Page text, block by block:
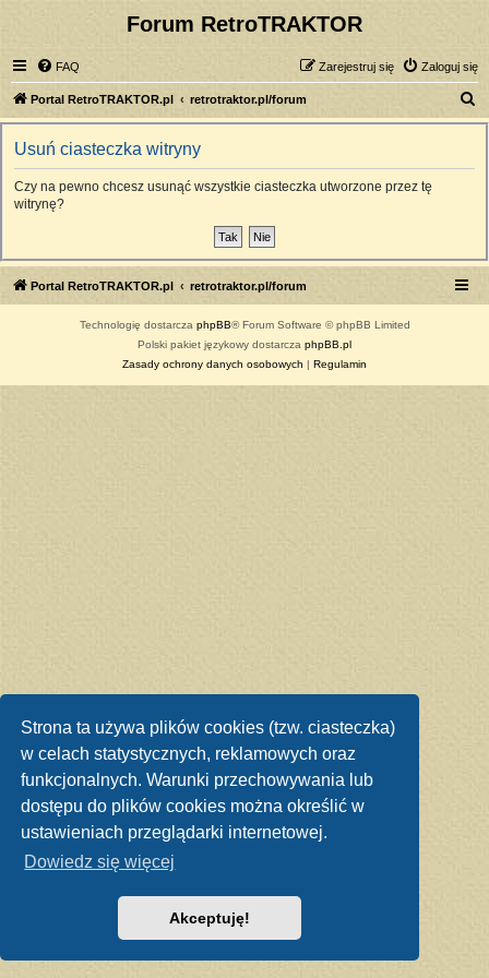
Strona ta używa plików cookies (tzw. ciasteczka)
w celach statystycznych, reklamowych oraz
funkcjonalnych. Warunki przechowywania lub
dostępu do plików cookies można określić w
ustawieniach przeglądarki internetowej.
Dowiedz się więcej
Akceptuję!
Forum RetroTRAKTOR
FAQ Zaloguj się
Zarejestruj się
Portal RetroTRAKTOR.pl retrotraktor.pl/forum
z
Usuń ciasteczka witryny
Czy na pewno chcesz usunąć wszystkie ciasteczka utworzone przez tę
witrynę?
Portal RetroTRAKTOR.pl retrotraktor.pl/forum
Technologię dostarcza phpBB® Forum Software © phpBB Limited
Polski pakiet językowy dostarcza phpBB.pl
Zasady ochrony danych osobowych | Regulamin